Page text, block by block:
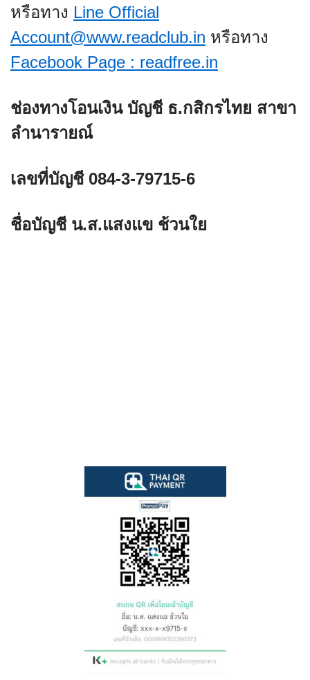
หรือทาง Line Official
Account@www.readclub.in หรือทาง
Facebook Page : readfree.in
ช่องทางโอนเงิน บัญชี ธ.กสิกรไทย สาขา
ลำนารายณ์
เลขที่บัญชี 084-3-79715-6
ชื่อบัญชี น.ส.แสงแข ช้วนใย